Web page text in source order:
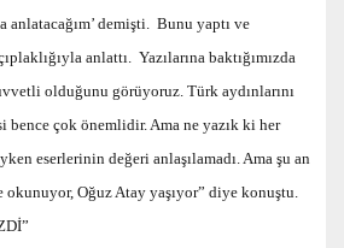
anlatacağım’ demişti. Bunu yaptı ve
anlattı. Yazılarına baktığımızda
olduğunu görüyoruz. Türk aydınlarını
çok önemlidir. Ama ne yazık ki her
eserlerinin değeri anlaşılamadı. Ama şu an
Oğuz Atay yaşıyor” diye konuştu.